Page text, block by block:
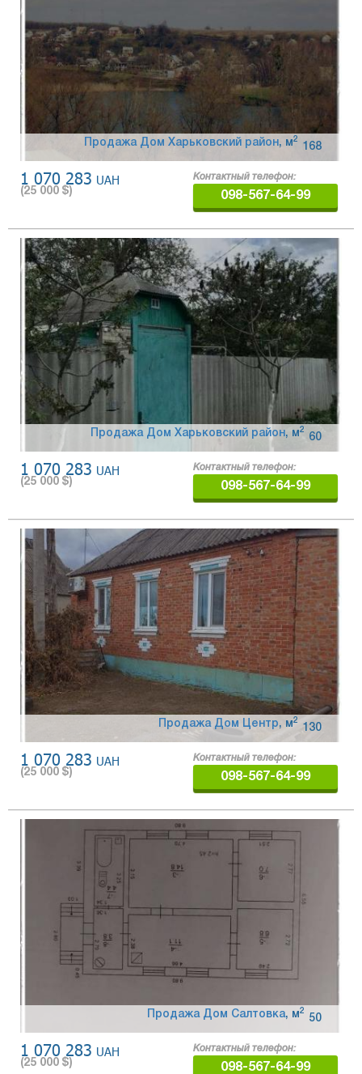
Продажа Дом Харьковский район , 168
м 2
1 070 283 UAH
(25 000 $)
Контактный телефон:
098-567-64-99
Продажа Дом Харьковский район , 60
м 2
1 070 283 UAH
(25 000 $)
Контактный телефон:
098-567-64-99
Продажа Дом Центр, 130
м2
1 070 283 UAH
(25 000 $)
Контактный телефон:
098-567-64-99
Продажа Дом Салтовка, 50
м2
1 070 283 UAH
(25 000 $)
Контактный телефон:
098-567-64-99